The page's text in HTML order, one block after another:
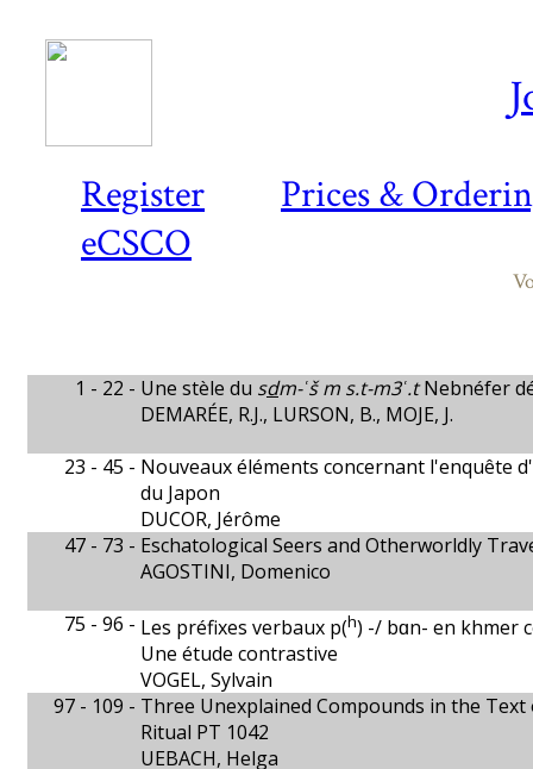
Register
Prices &
eCSCO
1 - 22 - Une stèle du sdm-ʿš m s.t-m3ʿ.tNebnéfer
DEMARÉE, R.J., LURSON, B., MOJE, J.
23 - 45 - Nouveaux éléments concernant l'enquête
du Japon
DUCOR, Jérôme
47 - 73 - Eschatological Seers and Otherworldly
AGOSTINI, Domenico
75 - 96 - Les préfixes verbaux p(h) -/ bɑn- en khmer
Une étude contrastive
VOGEL, Sylvain
97 - 109 - Three Unexplained Compounds in the
Ritual PT 1042
UEBACH, Helga